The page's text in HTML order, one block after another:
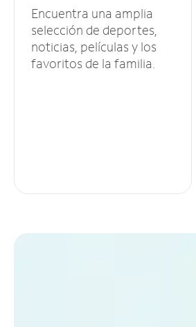
Encuentra una amplia
selección de deportes,
noticias, películas y los
favoritos de la familia.